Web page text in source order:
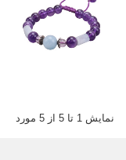
نمایش 1 تا 5 از 5 مورد